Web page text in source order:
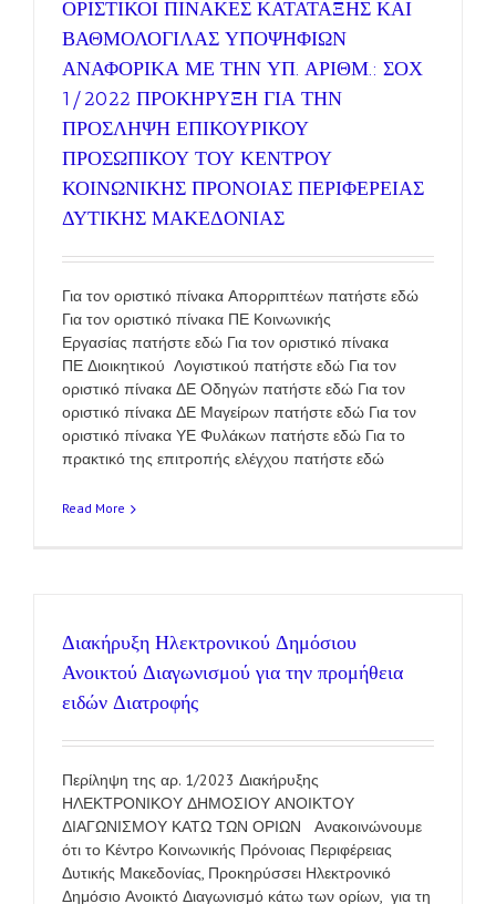
ΟΡΙΣΤΙΚΟΙ ΠΙΝΑΚΕΣ ΚΑΤΑΤΑΞΗΣ ΚΑΙ
ΒΑΘΜΟΛΟΓΙΛΑΣ ΥΠΟΨΗΦΙΩΝ
ΑΝΑΦΟΡΙΚΑ ΜΕ ΤΗΝ ΥΠ. ΑΡΙΘΜ.: ΣΟΧ
1/2022 ΠΡΟΚΗΡΥΞΗ ΓΙΑ ΤΗΝ
ΠΡΟΣΛΗΨΗ ΕΠΙΚΟΥΡΙΚΟΥ
ΠΡΟΣΩΠΙΚΟΥ ΤΟΥ ΚΕΝΤΡΟΥ
ΚΟΙΝΩΝΙΚΗΣ ΠΡΟΝΟΙΑΣ ΠΕΡΙΦΕΡΕΙΑΣ
ΔΥΤΙΚΗΣ ΜΑΚΕΔΟΝΙΑΣ
Για τον οριστικό πίνακα Απορριπτέων πατήστε εδώ
Για τον οριστικό πίνακα ΠΕ Κοινωνικής
Εργασίας πατήστε εδώ Για τον οριστικό πίνακα
ΠΕ Διοικητικού Λογιστικού πατήστε εδώ Για τον
οριστικό πίνακα ΔΕ Οδηγών πατήστε εδώ Για τον
οριστικό πίνακα ΔΕ Μαγείρων πατήστε εδώ Για τον
οριστικό πίνακα ΥΕ Φυλάκων πατήστε εδώ Για το
πρακτικό της επιτροπής ελέγχου πατήστε εδώ
Read More
Διακήρυξη Ηλεκτρονικού Δημόσιου
Ανοικτού Διαγωνισμού για την προμήθεια
ειδών Διατροφής
Περίληψη της αρ. 1/2023 Διακήρυξης
ΗΛΕΚΤΡΟΝΙΚΟΥ ΔΗΜΟΣΙΟΥ ΑΝΟΙΚΤΟΥ
ΔΙΑΓΩΝΙΣΜΟΥ ΚΑΤΩ ΤΩΝ ΟΡΙΩΝ Ανακοινώνουμε
ότι το Κέντρο Κοινωνικής Πρόνοιας Περιφέρειας
Δυτικής Μακεδονίας, Προκηρύσσει Ηλεκτρονικό
Δημόσιο Ανοικτό Διαγωνισμό κάτω των ορίων, για τη